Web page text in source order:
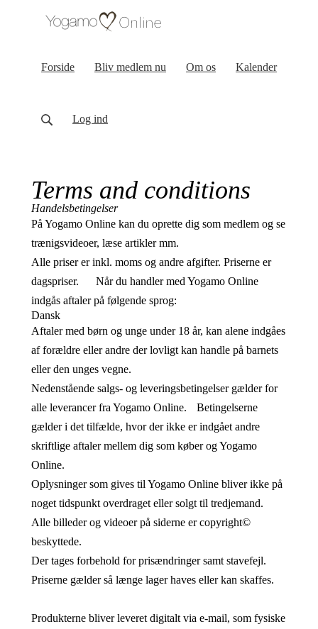
Forside Bliv medlem nu Om os Kalender
Log ind
Terms and conditions
Handelsbetingelser
På Yogamo Online kan du oprette dig som medlem og se
trænigsvideoer, læse artikler mm.
Alle priser er inkl. moms og andre afgifter. Priserne er
dagspriser. Når du handler med Yogamo Online
indgås aftaler på følgende sprog:
Dansk
Aftaler med børn og unge under 18 år, kan alene indgåes
af forældre eller andre der lovligt kan handle på barnets
eller den unges vegne.
Nedenstående salgs- og leveringsbetingelser gælder for
alle leverancer fra Yogamo Online. Betingelserne
gælder i det tilfælde, hvor der ikke er indgået andre
skriftlige aftaler mellem dig som køber og Yogamo
Online.
Oplysninger som gives til Yogamo Online bliver ikke på
noget tidspunkt overdraget eller solgt til tredjemand.
Alle billeder og videoer på siderne er copyright©
beskyttede.
Der tages forbehold for prisændringer samt stavefejl.
Priserne gælder så længe lager haves eller kan skaffes.
Produkterne bliver leveret digitalt via e-mail, som fysiske